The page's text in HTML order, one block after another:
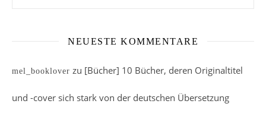
NEUESTE KOMMENTARE
mel_booklover zu [Bücher] 10 Bücher, deren Originaltitel
und -cover sich stark von der deutschen Übersetzung